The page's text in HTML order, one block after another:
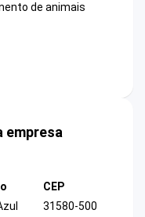
de animais
empresa
CEP
31580-500